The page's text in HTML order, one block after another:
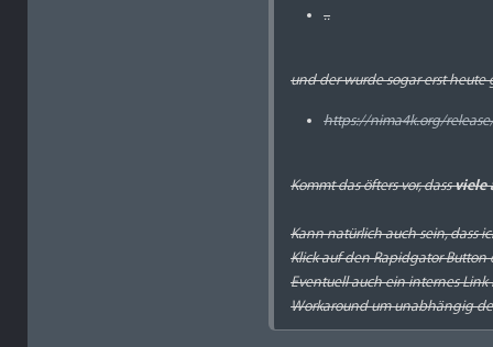
..
und der wurde sogar erst heute
https://nima4k.org/
Kommt das öfters vor, dassviele
Kann natürlich auch sein, dass
Klick auf den Rapidgator Button
Eventuell auch ein internes
Workaround um unabhängig